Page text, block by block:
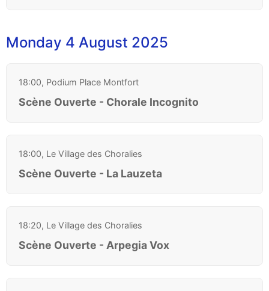
Monday 4 August 2025
18:00, Podium Place Montfort
Scène Ouverte - Chorale Incognito
18:00, Le Village des Choralies
Scène Ouverte - La Lauzeta
18:20, Le Village des Choralies
Scène Ouverte - Arpegia Vox